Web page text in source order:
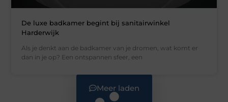
De luxe badkamer begint bij sanitairwinkel
Harderwijk
Als je denkt aan de badkamer van je dromen, wat komt er
dan in je op? Een ontspannen sfeer, een
Meer laden